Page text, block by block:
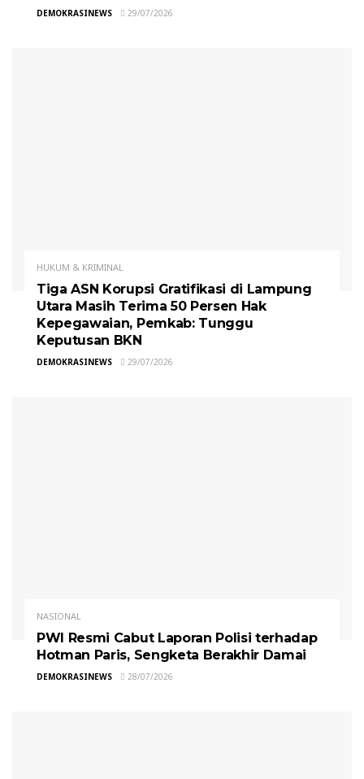
DEMOKRASINEWS 29/07/2026
HUKUM & KRIMINAL
Tiga ASN Korupsi Gratifikasi di Lampung
Utara Masih Terima 50 Persen Hak
Kepegawaian, Pemkab: Tunggu
Keputusan BKN
DEMOKRASINEWS 29/07/2026
NASIONAL
PWI Resmi Cabut Laporan Polisi terhadap
Hotman Paris, Sengketa Berakhir Damai
DEMOKRASINEWS 28/07/2026